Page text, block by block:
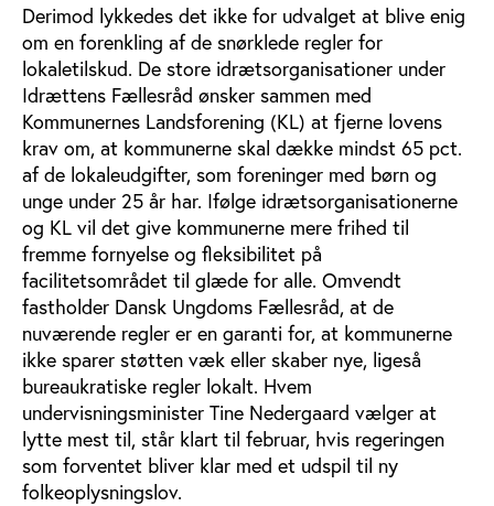
Derimod lykkedes det ikke for udvalget at blive enig
om en forenkling af de snørklede regler for
lokaletilskud. De store idrætsorganisationer under
Idrættens Fællesråd ønsker sammen med
Kommunernes Landsforening (KL) at fjerne lovens
krav om, at kommunerne skal dække mindst 65 pct.
af de lokaleudgifter, som foreninger med børn og
unge under 25 år har. Ifølge idrætsorganisationerne
og KL vil det give kommunerne mere frihed til
fremme fornyelse og fleksibilitet på
facilitetsområdet til glæde for alle. Omvendt
fastholder Dansk Ungdoms Fællesråd, at de
nuværende regler er en garanti for, at kommunerne
ikke sparer støtten væk eller skaber nye, ligeså
bureaukratiske regler lokalt. Hvem
undervisningsminister Tine Nedergaard vælger at
lytte mest til, står klart til februar, hvis regeringen
som forventet bliver klar med et udspil til ny
folkeoplysningslov.